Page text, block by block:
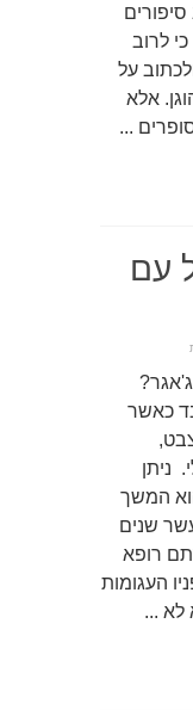
לרוב
על
אלא
...
עם
בלי
ג'אגר
עם
כאשר
ניתן
המשך
שנים
רופא
העגומות
לא ...